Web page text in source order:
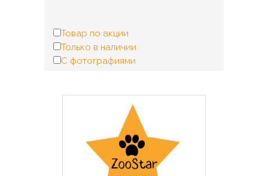
Товар по акции
Только в наличии
С фотографиями